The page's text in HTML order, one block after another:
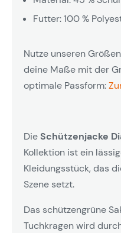
Futter: 100 %
Nutze unseren
deine Maße mit der
optimale Passform:
Die Schützenjacke
Kollektion ist ein
Kleidungsstück, das
Szene setzt.
Das schützengrüne
Tuchkragen wird